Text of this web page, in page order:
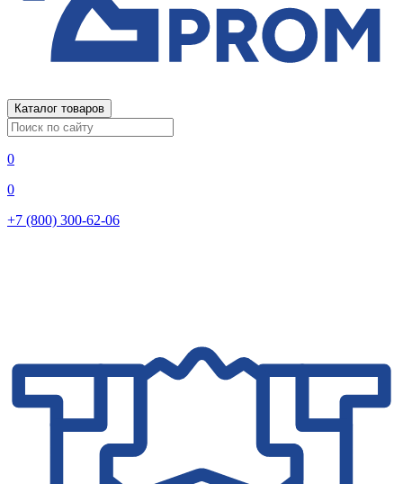
Каталог товаров
0
0
+7 (800) 300-62-06